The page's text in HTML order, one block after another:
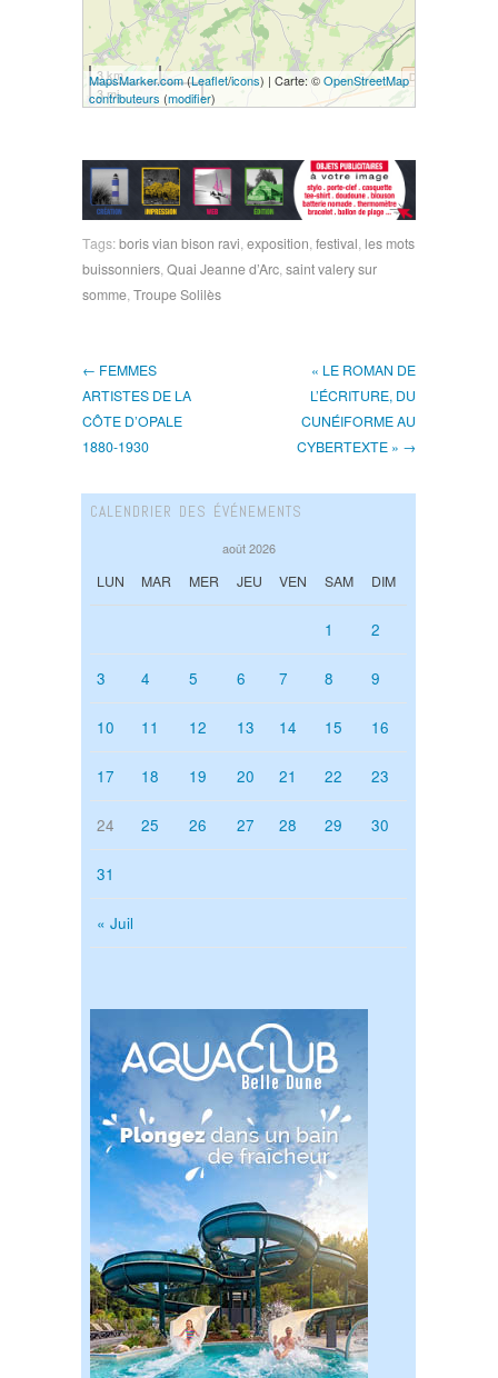
3 km
3 mi
MapsMarker.com(Leaflet/icons) | Carte: ©OpenStreetMap
contributeurs (modifier)
Tags:boris vian bison ravi,exposition,festival, les mots
buissonniers,Quai Jeanne d’Arc,saint valery sur
somme,Troupe Solilès
← FEMMES
ARTISTES DE LA
CÔTE D’OPALE
1880-1930
« LE ROMAN DE
L’ÉCRITURE, DU
CUNÉIFORME AU
CYBERTEXTE » →
CALENDRIER DES ÉVÉNEMENTS
août 2026
LUN MAR MER JEU VEN SAM DIM
« Juil
1 2
3 4 5 6 7 8 9
10 11 12 13 14 15 16
17 18 19 20 21 22 23
24 25 26 27 28 29 30
31